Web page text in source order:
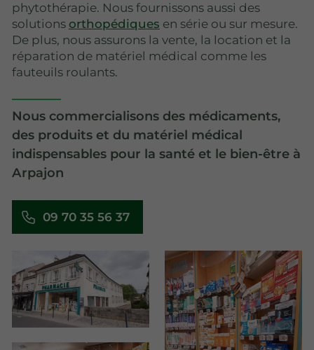
phytothérapie. Nous fournissons aussi des
solutions orthopédiques en série ou sur mesure.
De plus, nous assurons la vente, la location et la
réparation de matériel médical comme les
fauteuils roulants.
Nous commercialisons des médicaments,
des produits et du matériel médical
indispensables pour la santé et le bien-être à
Arpajon
09 70 35 56 37